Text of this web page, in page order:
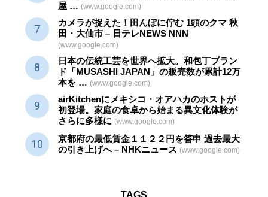
屋 … (www.google.com)
カメラが捉えた！田んぼに佇む 1頭のクマ 秋
田・大仙市 – 日テレNEWS NNN
(www.google.com)
日本の伝統工芸を世界へ拡大。和包丁ブラン
ド「MUSASHI JAPAN」の販売数が累計12万
本を … (www.google.com)
airKitchenにメキシコ・オアハカのホストが
初登場。家庭の食卓から始まる異文化体験が
さらに多様に (www.google.com)
京都府の最低賃金１１２２円を答申 過去最大
の引き上げへ – NHKニュース (www.google.com)
TAGS